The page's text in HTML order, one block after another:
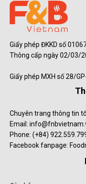
Giấy phép ĐKKD số
Thông cấp ngày 02/03/
Giấy phép MXH số 28/
Chuyên trang thông tin
Email:
Phone: (+84)
Facebook fanpage: